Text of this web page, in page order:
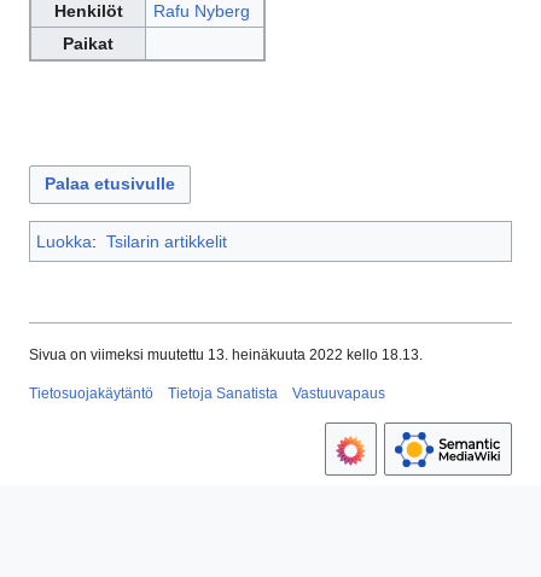
Henkilöt
Rafu Nyberg
Paikat
Palaa etusivulle
Luokka: Tsilarin artikkelit
Sivua on viimeksi muutettu 13. heinäkuuta 2022 kello 18.13.
Tietosuojakäytäntö Tietoja Sanatista Vastuuvapaus